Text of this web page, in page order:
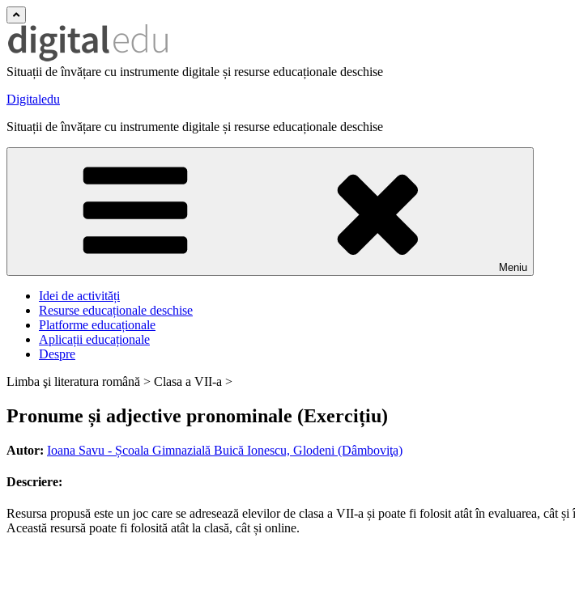
Situații de învățare cu instrumente digitale și resurse educaționale deschise
Digitaledu
Situații de învățare cu instrumente digitale și resurse educaționale deschise
Meniu
Idei de activități
Resurse educaționale deschise
Platforme educaționale
Aplicații educaționale
Despre
Limba şi literatura română > Clasa a VII-a >
Pronume și adjective pronominale (Exercițiu)
Autor: Ioana Savu - Școala Gimnazială Buică Ionescu, Glodeni (Dâmboviţa)
Descriere:
Resursa propusă este un joc care se adresează elevilor de clasa a VII-a și poate fi folosit atât în evaluarea,
Această resursă poate fi folosită atât la clasă, cât și online.